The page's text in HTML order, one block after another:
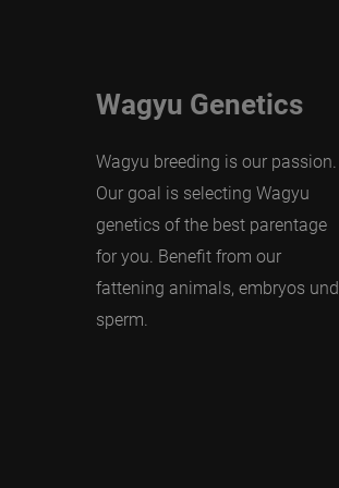
Wagyu Genetics
Wagyu breeding is our passion.
Our goal is selecting Wagyu
genetics of the best parentage
for you. Benefit from our
fattening animals, embryos und
sperm.